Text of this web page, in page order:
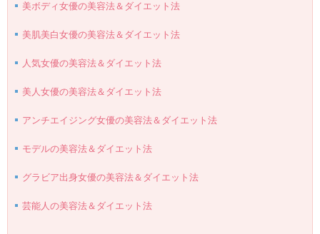
美ボディ女優の美容法＆ダイエット法
美肌美白女優の美容法＆ダイエット法
人気女優の美容法＆ダイエット法
美人女優の美容法＆ダイエット法
アンチエイジング女優の美容法＆ダイエット法
モデルの美容法＆ダイエット法
グラビア出身女優の美容法＆ダイエット法
芸能人の美容法＆ダイエット法